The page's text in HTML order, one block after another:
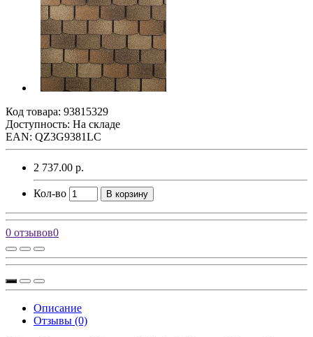
Код товара: 93815329
Доступность: На складе
EAN: QZ3G9381LC
2 737.00 р.
Кол-во В корзину
0 отзывов0
Описание
Отзывы (0)